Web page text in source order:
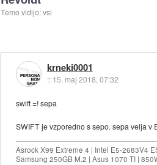
Temo vidijo: vsi
krneki0001
:: 15. maj 2018, 07:32
swift =! sepa
SWIFT je vzporedno s sepo. sepa velja v
Asrock X99 Extreme 4 | Intel E5-2683V4
Samsung 250GB M.2 | Asus 1070 TI |